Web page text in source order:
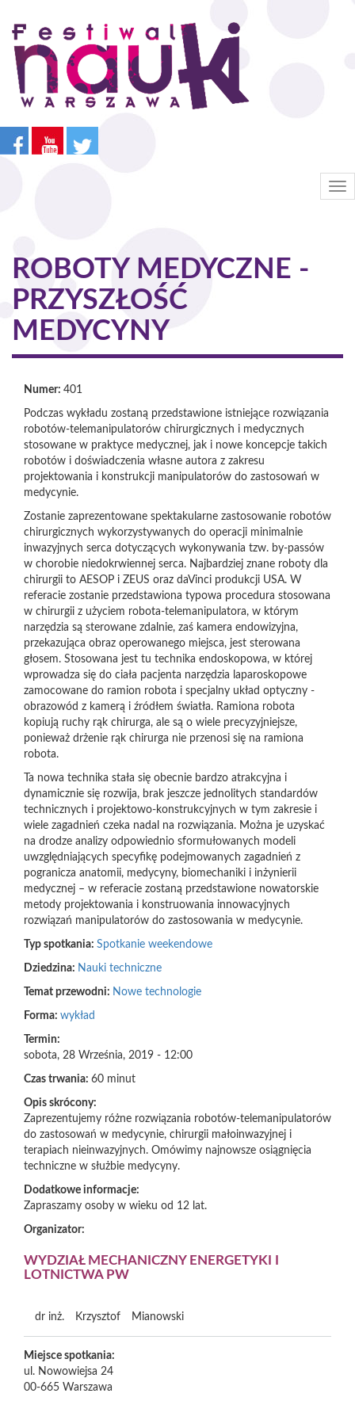
Przejdź
treści
ROBOTY MEDYCZNE -
PRZYSZŁOŚĆ
MEDYCYNY
Numer: 401
Podczas wykładu zostaną przedstawione istniejące rozwiązania
robotów-telemanipulatorów chirurgicznych i medycznych
stosowane w praktyce medycznej, jak i nowe koncepcje takich
robotów i doświadczenia własne autora z zakresu
projektowania i konstrukcji manipulatorów do zastosowań w
medycynie.
Zostanie zaprezentowane spektakularne zastosowanie robotów
chirurgicznych wykorzystywanych do operacji minimalnie
inwazyjnych serca dotyczących wykonywania tzw. by-passów
w chorobie niedokrwiennej serca. Najbardziej znane roboty dla
chirurgii to AESOP i ZEUS oraz daVinci produkcji USA. W
referacie zostanie przedstawiona typowa procedura stosowana
w chirurgii z użyciem robota-telemanipulatora, w którym
narzędzia są sterowane zdalnie, zaś kamera endowizyjna,
przekazująca obraz operowanego miejsca, jest sterowana
głosem. Stosowana jest tu technika endoskopowa, w której
wprowadza się do ciała pacjenta narzędzia laparoskopowe
zamocowane do ramion robota i specjalny układ optyczny -
obrazowód z kamerą i źródłem światła. Ramiona robota
kopiują ruchy rąk chirurga, ale są o wiele precyzyjniejsze,
ponieważ drżenie rąk chirurga nie przenosi się na ramiona
robota.
Ta nowa technika stała się obecnie bardzo atrakcyjna i
dynamicznie się rozwija, brak jeszcze jednolitych standardów
technicznych i projektowo-konstrukcyjnych w tym zakresie i
wiele zagadnień czeka nadal na rozwiązania. Można je uzyskać
na drodze analizy odpowiednio sformułowanych modeli
uwzględniających specyfikę podejmowanych zagadnień z
pogranicza anatomii, medycyny, biomechaniki i inżynierii
medycznej – w referacie zostaną przedstawione nowatorskie
metody projektowania i konstruowania innowacyjnych
rozwiązań manipulatorów do zastosowania w medycynie.
Typ spotkania: Spotkanie weekendowe
Dziedzina: Nauki techniczne
Temat przewodni: Nowe technologie
Forma: wykład
Termin:
sobota, 28 Września, 2019 - 12:00
Czas trwania: 60 minut
Opis skrócony:
Zaprezentujemy różne rozwiązania robotów-telemanipulatorów
do zastosowań w medycynie, chirurgii małoinwazyjnej i
terapiach nieinwazyjnych. Omówimy najnowsze osiągnięcia
techniczne w służbie medycyny.
Dodatkowe informacje:
Zapraszamy osoby w wieku od 12 lat.
Organizator:
WYDZIAŁ MECHANICZNY ENERGETYKI I
LOTNICTWA PW
dr inż. Krzysztof Mianowski
Miejsce spotkania:
ul. Nowowiejsa 24
00-665 Warszawa